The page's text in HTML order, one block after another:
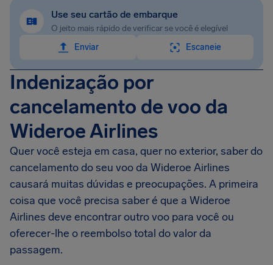
Use seu cartão de embarque
O jeito mais rápido de verificar se você é elegível
Enviar
Escaneie
Indenização por
cancelamento de voo da
Wideroe Airlines
Quer você esteja em casa, quer no exterior, saber do
cancelamento do seu voo da Wideroe Airlines
causará muitas dúvidas e preocupações. A primeira
coisa que você precisa saber é que a Wideroe
Airlines deve encontrar outro voo para você ou
oferecer-lhe o reembolso total do valor da
passagem.